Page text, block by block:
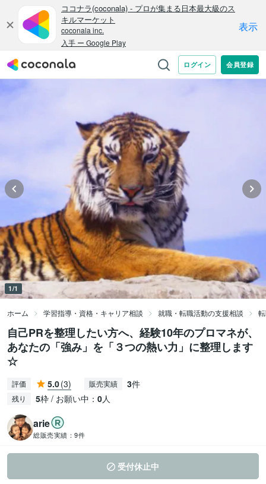
1/1
ホーム 学習指導・資格・キャリア相談 就職・転職活動の支援相談
自己PRを整理したい方へ、経験10年のプロマネが、
あなたの「強み」を「３つの熱い力」に整理します
☆
評価 5.0(3) 販売実績 3件
残り 5枠 / お願い中： 0人
arie
総販売実績： 9件
受付休止中